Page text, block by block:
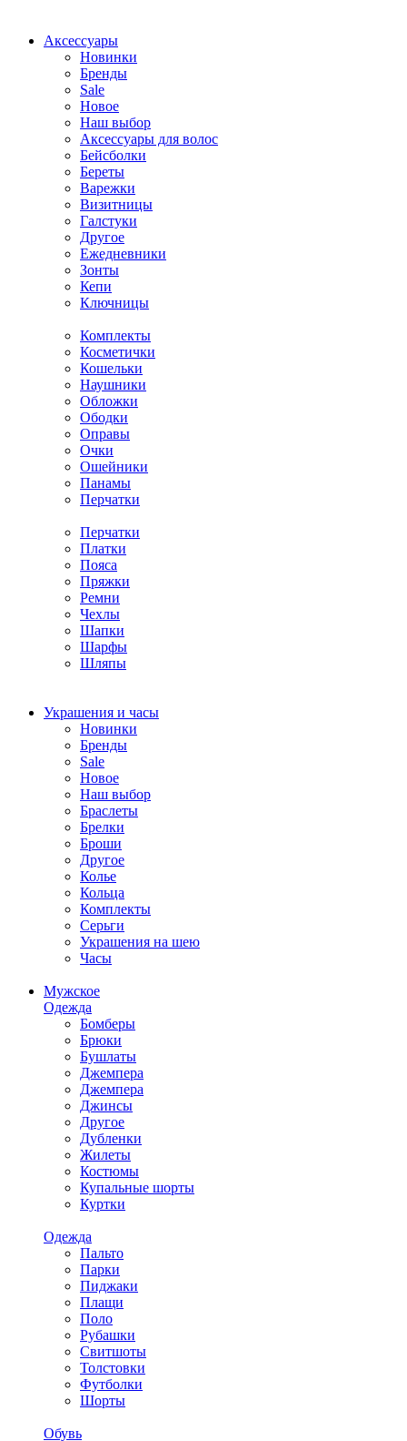
Аксессуары
Новинки
Бренды
Sale
Новое
Наш выбор
Аксессуары для волос
Бейсболки
Береты
Варежки
Визитницы
Галстуки
Другое
Ежедневники
Зонты
Кепи
Ключницы
Комплекты
Косметички
Кошельки
Наушники
Обложки
Ободки
Оправы
Очки
Ошейники
Панамы
Перчатки
Перчатки
Платки
Пояса
Пряжки
Ремни
Чехлы
Шапки
Шарфы
Шляпы
Украшения и часы
Новинки
Бренды
Sale
Новое
Наш выбор
Браслеты
Брелки
Броши
Другое
Колье
Кольца
Комплекты
Серьги
Украшения на шею
Часы
Мужское
Одежда
Бомберы
Брюки
Бушлаты
Джемпера
Джемпера
Джинсы
Другое
Дубленки
Жилеты
Костюмы
Купальные шорты
Куртки
Одежда
Пальто
Парки
Пиджаки
Плащи
Поло
Рубашки
Свитшоты
Толстовки
Футболки
Шорты
Обувь